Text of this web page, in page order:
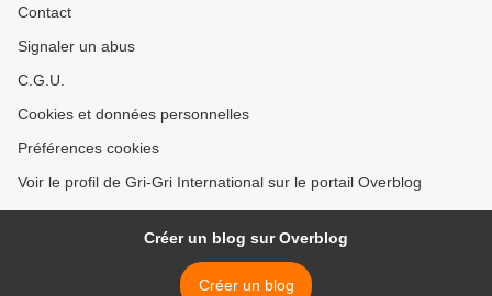
Contact
Signaler un abus
C.G.U.
Cookies et données personnelles
Préférences cookies
Voir le profil de Gri-Gri International sur le portail Overblog
Créer un blog sur Overblog
Créer un blog